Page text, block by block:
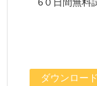
6０日間無料
ダウンロード